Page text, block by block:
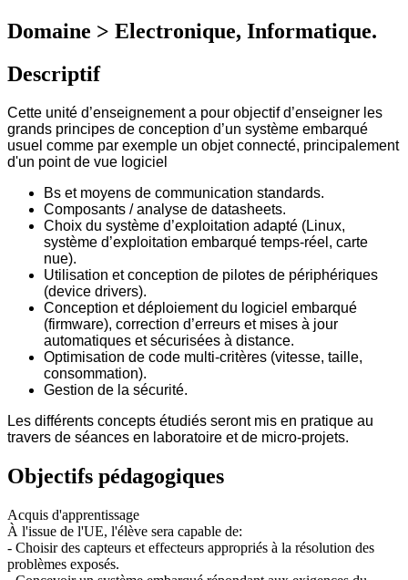
Domaine > Electronique, Informatique.
Descriptif
Cette unité d’enseignement a pour objectif d’enseigner les
grands principes de conception d’un système embarqué
usuel comme par exemple un objet connecté, principalement
d'un point de vue logiciel
Bs et moyens de communication standards.
Composants / analyse de datasheets.
Choix du système d’exploitation adapté (Linux,
système d’exploitation embarqué temps-réel, carte
nue).
Utilisation et conception de pilotes de périphériques
(device drivers).
Conception et déploiement du logiciel embarqué
(firmware), correction d’erreurs et mises à jour
automatiques et sécurisées à distance.
Optimisation de code multi-critères (vitesse, taille,
consommation).
Gestion de la sécurité.
Les différents concepts étudiés seront mis en pratique au
travers de séances en laboratoire et de micro-projets.
Objectifs pédagogiques
Acquis d'apprentissage
À l'issue de l'UE, l'élève sera capable de:
- Choisir des capteurs et effecteurs appropriés à la résolution des
problèmes exposés.